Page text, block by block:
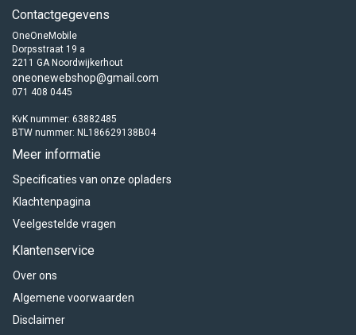
Contactgegevens
OneOneMobile
Dorpsstraat 19 a
2211 GA Noordwijkerhout
oneonewebshop@gmail.com
071 408 0445
KvK nummer: 63882485
BTW nummer: NL186629138B04
Meer informatie
Specificaties van onze opladers
Klachtenpagina
Veelgestelde vragen
Klantenservice
Over ons
Algemene voorwaarden
Disclaimer